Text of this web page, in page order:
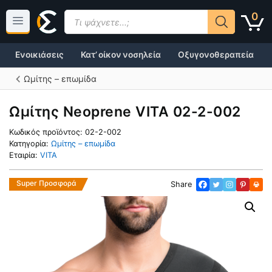
περιεχόμενο
0
Products
search
Κατ’ οίκον νοσηλεία Οξυγονοθεραπεία
Ενοικιάσεις
Ωμίτης – επωμίδα
Ωμίτης Νeoprene VITA 02-2-002
Κωδικός προϊόντος: 02-2-002
Κατηγορία: Ωμίτης – επωμίδα
Εταιρία: VITA
Share
Super Προσφορά